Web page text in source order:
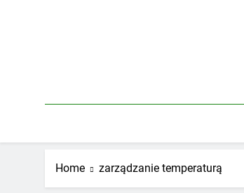
Home zarządzanie temperaturą